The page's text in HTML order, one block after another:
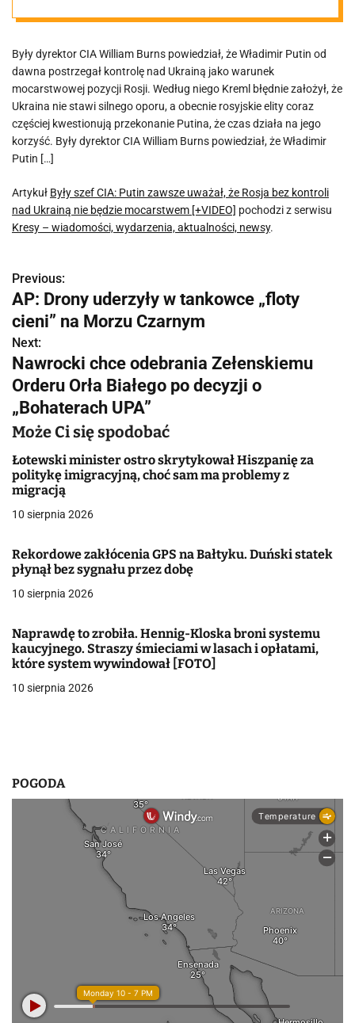
kontroli nad
Ukrainą nie
będzie
mocarstwem
[+VIDEO]
Były dyrektor CIA William Burns powiedział, że Władimir Putin od
dawna postrzegał kontrolę nad Ukrainą jako warunek
mocarstwowej pozycji Rosji. Według niego Kreml błędnie założył, że
Ukraina nie stawi silnego oporu, a obecnie rosyjskie elity coraz
częściej kwestionują przekonanie Putina, że czas działa na jego
korzyść. Były dyrektor CIA William Burns powiedział, że Władimir
Putin […]
Artykuł Były szef CIA: Putin zawsze uważał, że Rosja bez kontroli
nad Ukrainą nie będzie mocarstwem [+VIDEO] pochodzi z serwisu
Kresy – wiadomości, wydarzenia, aktualności, newsy.
N
a
w
i
g
a
c
j
a
w
p
s
u
Previous:
AP: Drony uderzyły w tankowce „floty
cieni” na Morzu Czarnym
Next:
Nawrocki chce odebrania Zełenskiemu
Orderu Orła Białego po decyzji o
„Bohaterach UPA”
Może Ci się spodobać
Łotewski minister ostro skrytykował Hiszpanię za
politykę imigracyjną, choć sam ma problemy z
migracją
10 sierpnia 2026
Rekordowe zakłócenia GPS na Bałtyku. Duński statek
płynął bez sygnału przez dobę
10 sierpnia 2026
Naprawdę to zrobiła. Hennig-Kloska broni systemu
kaucyjnego. Straszy śmieciami w lasach i opłatami,
które system wywindował [FOTO]
10 sierpnia 2026
POGODA